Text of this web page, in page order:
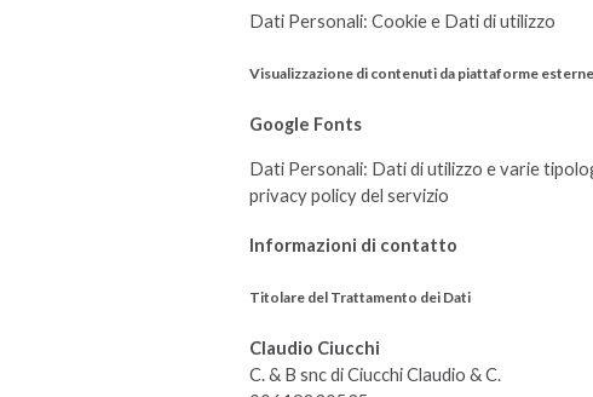
Dati Personali: Cookie e Dati di utilizzo
Visualizzazione di contenuti da piattaforme esterne
Google Fonts
Dati Personali: Dati di utilizzo e varie
privacy policy del servizio
Informazioni di contatto
Titolare del Trattamento dei Dati
Claudio Ciucchi
C. & B snc di Ciucchi Claudio & C.